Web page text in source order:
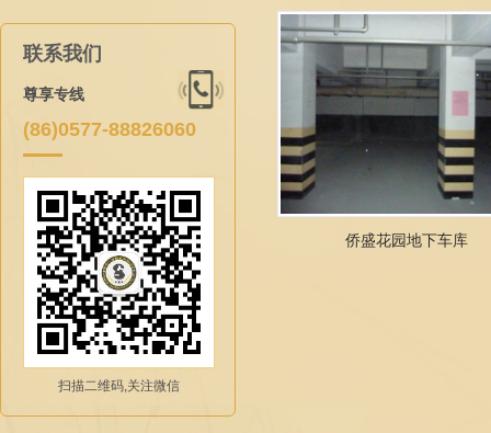
联系我们
尊享专线
(86)0577-88826060
扫描二维码,关注微信
侨盛花园地下车库